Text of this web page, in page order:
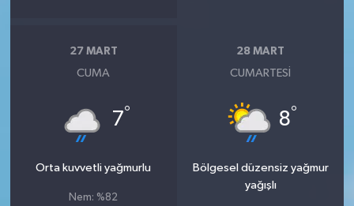
27 MART
CUMA
7°
Orta kuvvetli yağmurlu
Nem: %82
28 MART
CUMARTESI
8°
Bölgesel düzensiz yağmur
yağışlı